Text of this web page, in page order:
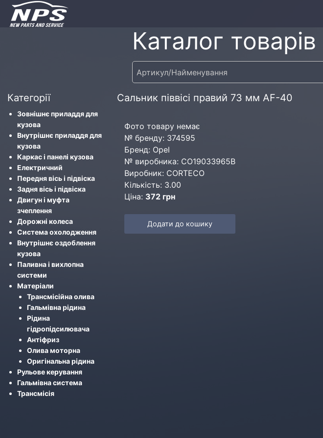
Каталог товарів
Категорії
Зовнішнє приладдя для
кузова
Внутрішнє приладдя для
кузова
Каркас і панелі кузова
Електричний
Передня вісь і підвіска
Задня вісь і підвіска
Двигун і муфта
зчеплення
Дорожні колеса
Система охолодження
Внутрішнє оздоблення
кузова
Паливна і вихлопна
системи
Матеріали
Трансмісійна олива
Гальмівна рідина
Рідина
гідропідсилювача
Антіфриз
Олива моторна
Оригінальна рідина
Рульове керування
Гальмівна система
Трансмісія
Сальник піввісі правий 73 мм AF-40
Фото товару немає
№ бренду: 374595
Бренд: Opel
№ виробника: CO19033965B
Виробник: CORTECO
Кількість: 3.00
Ціна: 372 грн
Додати до кошику